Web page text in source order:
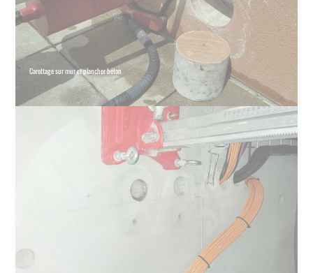
Carottage sur mur et plancher béton